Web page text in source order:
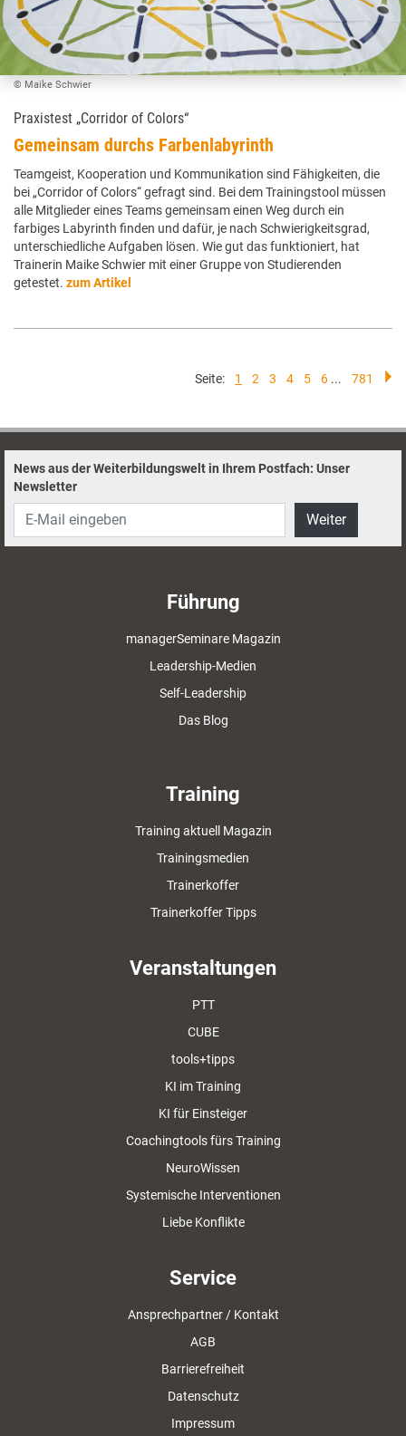
© Maike Schwier
Praxistest „Corridor of Colors“
Gemeinsam durchs Farbenlabyrinth
Teamgeist, Kooperation und Kommunikation sind Fähigkeiten, die
bei „Corridor of Colors“ gefragt sind. Bei dem Trainingstool müssen
alle Mitglieder eines Teams gemeinsam einen Weg durch ein
farbiges Labyrinth finden und dafür, je nach Schwierigkeitsgrad,
unterschiedliche Aufgaben lösen. Wie gut das funktioniert, hat
Trainerin Maike Schwier mit einer Gruppe von Studierenden
getestet. zum Artikel
Seite: 1 2 3 4 5 6 ... 781
News aus der Weiterbildungswelt in Ihrem Postfach: Unser
Newsletter
Weiter
Führung
managerSeminare Magazin
Leadership-Medien
Self-Leadership
Das Blog
Training
Training aktuell Magazin
Trainingsmedien
Trainerkoffer
Trainerkoffer Tipps
Veranstaltungen
PTT
CUBE
tools+tipps
KI im Training
KI für Einsteiger
Coachingtools fürs Training
NeuroWissen
Systemische Interventionen
Liebe Konflikte
Service
Ansprechpartner / Kontakt
AGB
Barrierefreiheit
Datenschutz
Impressum